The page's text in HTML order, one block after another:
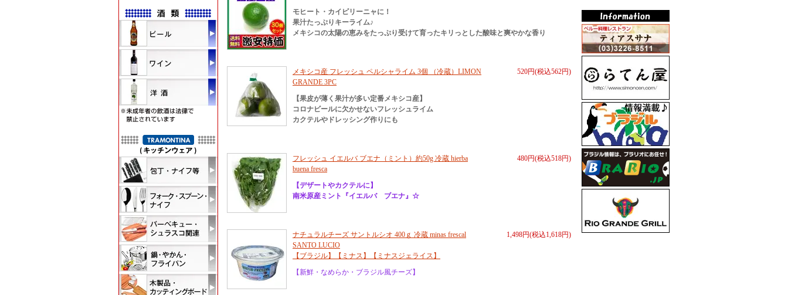
モヒート・カイピリーニャに！
果汁たっぷりキーライム♪
メキシコの太陽の恵みをたっぷり受けて育ったキリっとした酸味と爽やかな香り
520円(税込562円)
メキシコ産 フレッシュ ペルシャライム 3個 （冷蔵）LIMON
GRANDE 3PC
【果皮が薄く果汁が多い定番メキシコ産】
コロナビールに欠かせないフレッシュライム
カクテルやドレッシング作りにも
480円(税込518円)
フレッシュ イエルバ ブエナ（ミント）約50g 冷蔵 hierba
buena fresca
【デザートやカクテルに】
南米原産ミント『イエルバ ブエナ』☆
1,498円(税込1,618円)
ナチュラルチーズ サントルシオ 400ｇ 冷蔵 minas frescal
SANTO LUCIO
【ブラジル】【ミナス】【ミナスジェライス】
【新鮮・なめらか・ブラジル風チーズ】